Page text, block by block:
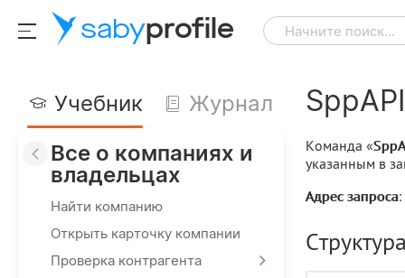
sabyprofile Начните поиск...
Учебник
Журнал
Все о компаниях и
владельцах
Найти компанию
Открыть карточку компании
Проверка контрагента
Команда «
указанным в
Адрес запроса